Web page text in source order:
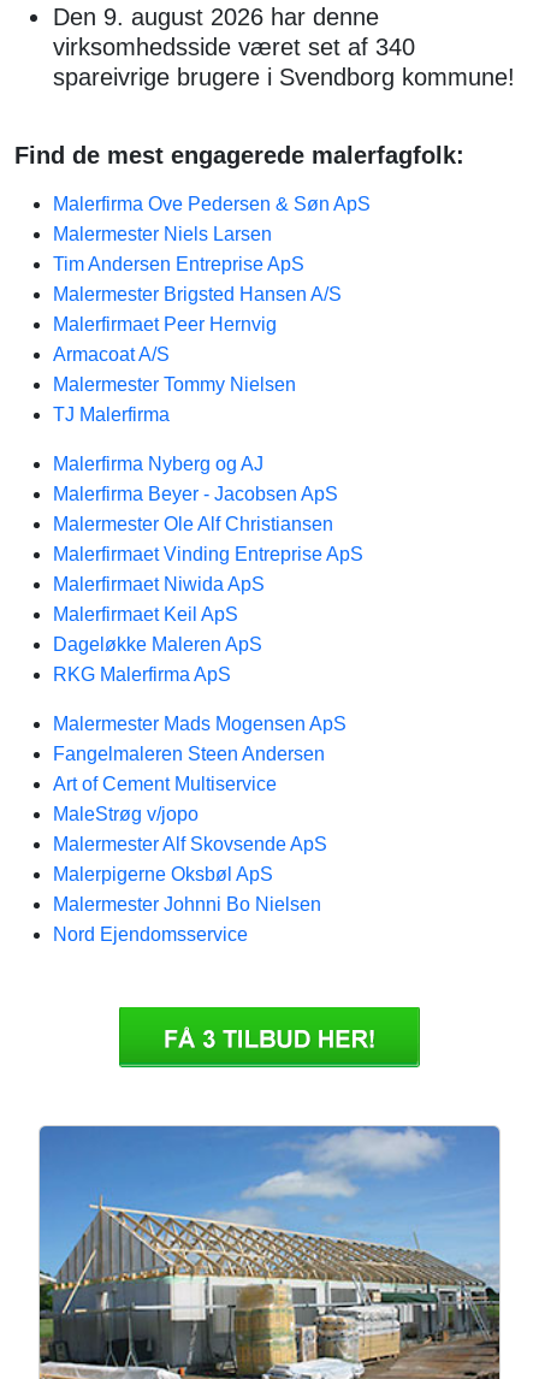
Den 9. august 2026 har denne
virksomhedsside været set af 340
spareivrige brugere i Svendborg kommune!
Find de mest engagerede malerfagfolk:
Malerfirma Ove Pedersen & Søn ApS
Malermester Niels Larsen
Tim Andersen Entreprise ApS
Malermester Brigsted Hansen A/S
Malerfirmaet Peer Hernvig
Armacoat A/S
Malermester Tommy Nielsen
TJ Malerfirma​
Malerfirma Nyberg og AJ
Malerfirma Beyer - Jacobsen ApS
Malermester Ole Alf Christiansen
Malerfirmaet Vinding Entreprise ApS
Malerfirmaet Niwida ApS
Malerfirmaet Keil ApS
Dageløkke Maleren ApS
RKG Malerfirma ApS
Malermester Mads Mogensen ApS
Fangelmaleren Steen Andersen
Art of Cement Multiservice
MaleStrøg v/jopo
Malermester Alf Skovsende ApS
Malerpigerne Oksbøl ApS
Malermester Johnni Bo Nielsen
Nord Ejendomsservice